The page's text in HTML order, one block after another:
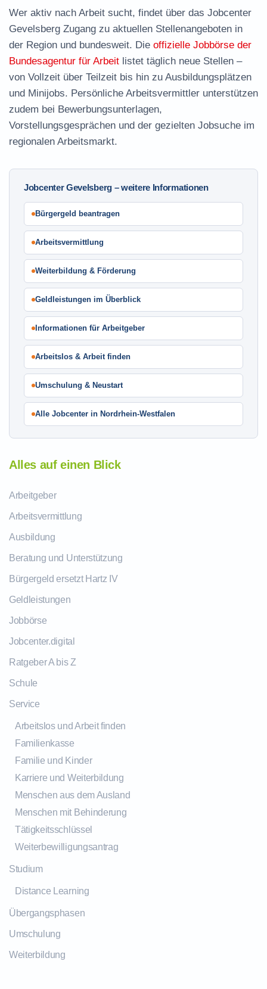
Wer aktiv nach Arbeit sucht, findet über das Jobcenter
Gevelsberg Zugang zu aktuellen Stellenangeboten in
der Region und bundesweit. Die offizielle Jobbörse der
Bundesagentur für Arbeit listet täglich neue Stellen –
von Vollzeit über Teilzeit bis hin zu Ausbildungsplätzen
und Minijobs. Persönliche Arbeitsvermittler unterstützen
zudem bei Bewerbungsunterlagen,
Vorstellungsgesprächen und der gezielten Jobsuche im
regionalen Arbeitsmarkt.
Jobcenter Gevelsberg – weitere Informationen
Bürgergeld beantragen
Arbeitsvermittlung
Weiterbildung & Förderung
Geldleistungen im Überblick
Informationen für Arbeitgeber
Arbeitslos & Arbeit finden
Umschulung & Neustart
Alle Jobcenter in Nordrhein-Westfalen
Alles auf einen Blick
Arbeitgeber
Arbeitsvermittlung
Ausbildung
Beratung und Unterstützung
Bürgergeld ersetzt Hartz IV
Geldleistungen
Jobbörse
Jobcenter.digital
Ratgeber A bis Z
Schule
Service
Arbeitslos und Arbeit finden
Familienkasse
Familie und Kinder
Karriere und Weiterbildung
Menschen aus dem Ausland
Menschen mit Behinderung
Tätigkeitsschlüssel
Weiterbewilligungsantrag
Studium
Distance Learning
Übergangsphasen
Umschulung
Weiterbildung